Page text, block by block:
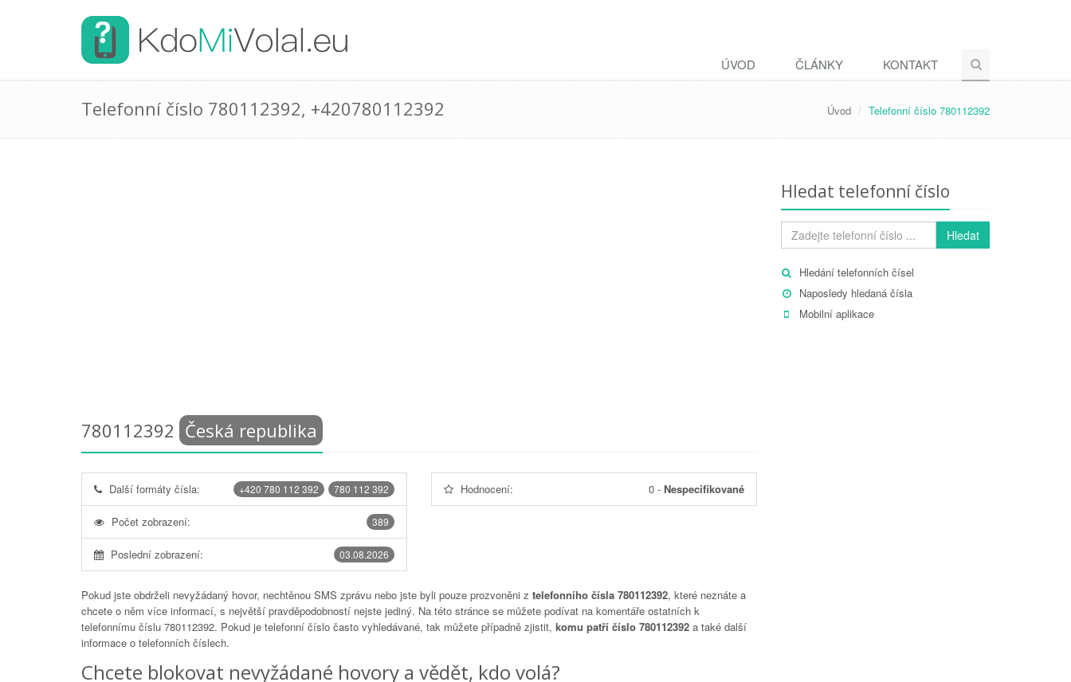
ÚVOD ČLÁNKY KONTAKT
Telefonní číslo 780112392, +420780112392 Úvod Telefonní číslo 780112392
780112392 Česká republika
780 112 392
+420 780 112 392
Další formáty čísla:
389
Počet zobrazení:
03.08.2026
Poslední zobrazení:
Hodnocení: 0- Nespecifikované
Pokud jste obdrželi nevyžádaný hovor, nechtěnou SMS zprávu nebo jste byli pouze prozvoněni z telefonního čísla 780112392, které neznáte a
chcete o něm více informací, s největší pravděpodobností nejste jediný. Na této stránce se můžete podívat na komentáře ostatních k
telefonnímu číslu 780112392. Pokud je telefonní číslo často vyhledávané, tak můžete případně zjistit, komu patří číslo 780112392 a také další
informace o telefonních číslech.
Chcete blokovat nevyžádané hovory a vědět, kdo volá?
Hledat telefonní číslo
Hledat
Hledání telefonních čísel
Naposledy hledaná čísla
Mobilní aplikace